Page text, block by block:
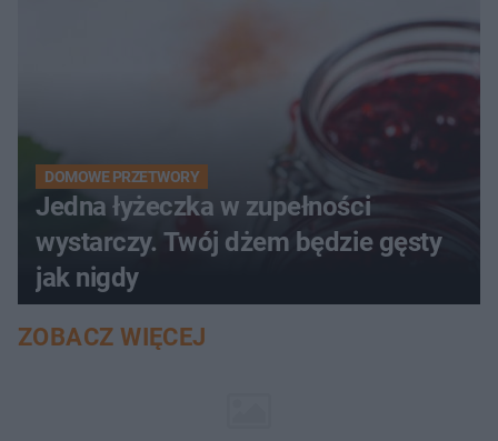
DOMOWE PRZETWORY
Jedna łyżeczka w zupełności
wystarczy. Twój dżem będzie gęsty
jak nigdy
ZOBACZ WIĘCEJ